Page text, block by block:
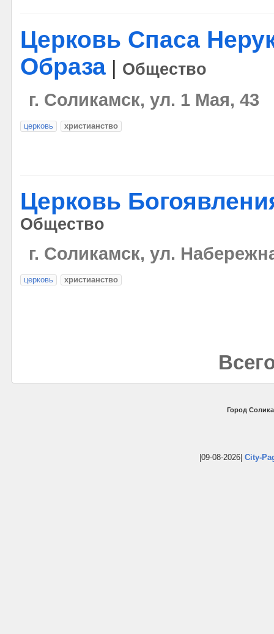
Церковь Спаса
Образа
Общество
г. Соликамск, ул. 1 Мая, 43
церковь христианство
Церковь
Общество
г. Соликамск, ул.
церковь христианство
Город
|09-08-2026| City-